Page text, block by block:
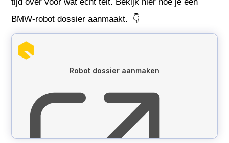
tijd over voor wat écht telt. Bekijk hier hoe je een
BMW-robot dossier aanmaakt. 👇